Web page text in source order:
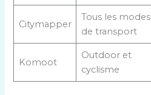
Citymapper
Tous les modes
de transport
Komoot
Outdoor et
cyclisme